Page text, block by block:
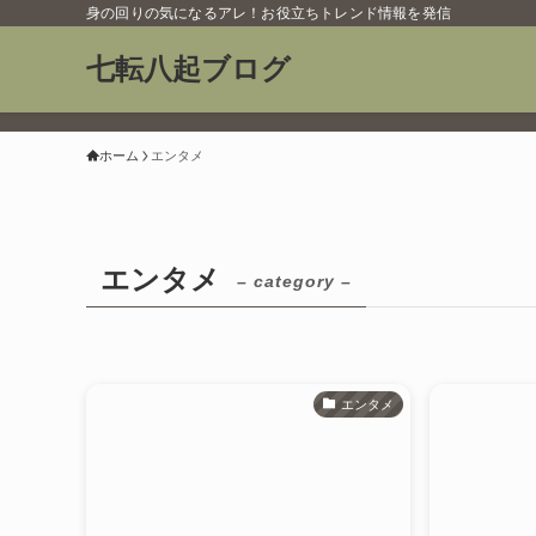
身の回りの気になるアレ！お役立ちトレンド情報を発信
七転八起ブログ
ホーム エンタメ
エンタメ – category –
エンタメ